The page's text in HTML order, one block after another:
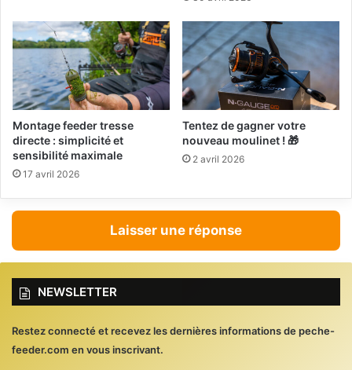
Montage feeder tresse
directe : simplicité et
sensibilité maximale
17 avril 2026
Tentez de gagner votre
nouveau moulinet ! 🎁
2 avril 2026
Laisser une réponse
NEWSLETTER
Restez connecté et recevez les dernières informations de peche-
feeder.com en vous inscrivant.